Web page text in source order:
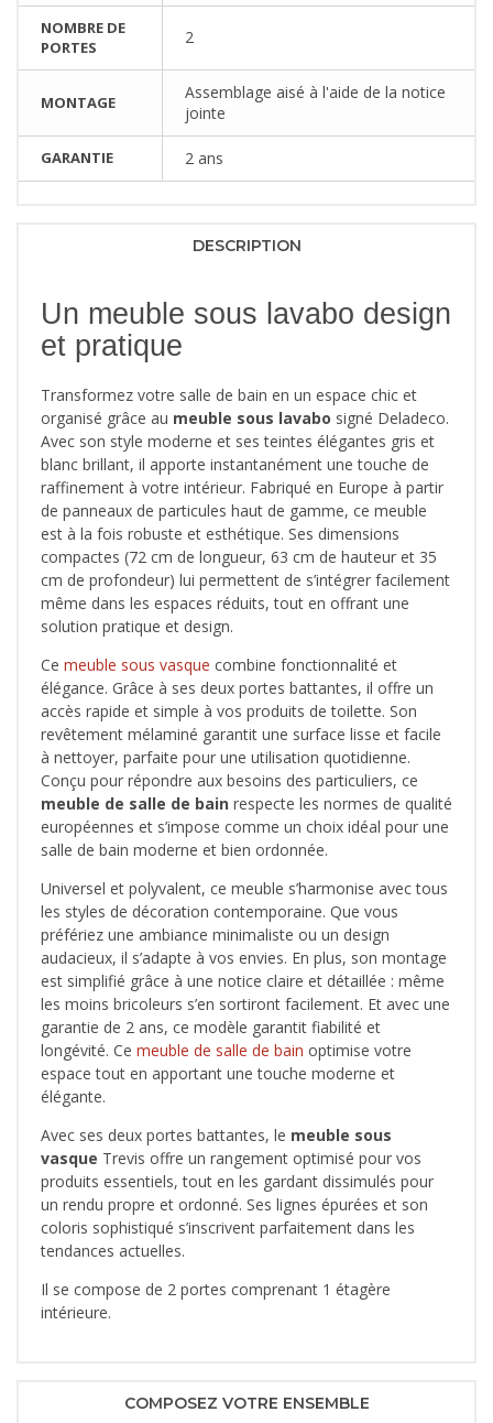
NOMBRE DE
PORTES
2
MONTAGE
Assemblage aisé à l'aide de la notice
jointe
GARANTIE 2 ans
DESCRIPTION
Un meuble sous lavabo design
et pratique
Transformez votre salle de bain en un espace chic et
organisé grâce au meuble sous lavabo signé Deladeco.
Avec son style moderne et ses teintes élégantes gris et
blanc brillant, il apporte instantanément une touche de
raffinement à votre intérieur. Fabriqué en Europe à partir
de panneaux de particules haut de gamme, ce meuble
est à la fois robuste et esthétique. Ses dimensions
compactes (72 cm de longueur, 63 cm de hauteur et 35
cm de profondeur) lui permettent de s’intégrer facilement
même dans les espaces réduits, tout en offrant une
solution pratique et design.
Ce meuble sous vasque combine fonctionnalité et
élégance. Grâce à ses deux portes battantes, il offre un
accès rapide et simple à vos produits de toilette. Son
revêtement mélaminé garantit une surface lisse et facile
à nettoyer, parfaite pour une utilisation quotidienne.
Conçu pour répondre aux besoins des particuliers, ce
meuble de salle de bain respecte les normes de qualité
européennes et s’impose comme un choix idéal pour une
salle de bain moderne et bien ordonnée.
Universel et polyvalent, ce meuble s’harmonise avec tous
les styles de décoration contemporaine. Que vous
préfériez une ambiance minimaliste ou un design
audacieux, il s’adapte à vos envies. En plus, son montage
est simplifié grâce à une notice claire et détaillée : même
les moins bricoleurs s’en sortiront facilement. Et avec une
garantie de 2 ans, ce modèle garantit fiabilité et
longévité. Ce meuble de salle de bain optimise votre
espace tout en apportant une touche moderne et
élégante.
Avec ses deux portes battantes, le meuble sous
vasque Trevis offre un rangement optimisé pour vos
produits essentiels, tout en les gardant dissimulés pour
un rendu propre et ordonné. Ses lignes épurées et son
coloris sophistiqué s’inscrivent parfaitement dans les
tendances actuelles.
Il se compose de 2 portes comprenant 1 étagère
intérieure.
COMPOSEZ VOTRE ENSEMBLE